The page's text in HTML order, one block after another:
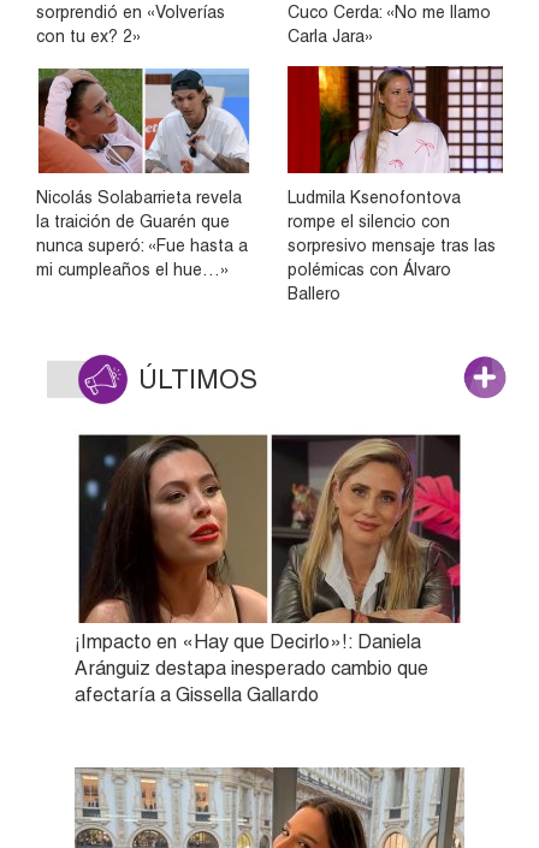
sorprendió en «Volverías
con tu ex? 2»
Cuco Cerda: «No me llamo
Carla Jara»
Nicolás Solabarrieta revela
la traición de Guarén que
nunca superó: «Fue hasta a
mi cumpleaños el hue…»
Ludmila Ksenofontova
rompe el silencio con
sorpresivo mensaje tras las
polémicas con Álvaro
Ballero
ÚLTIMOS
¡Impacto en «Hay que Decirlo»!: Daniela
Aránguiz destapa inesperado cambio que
afectaría a Gissella Gallardo